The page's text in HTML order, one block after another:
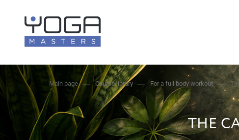
Main page Course library For a full body workout
THE